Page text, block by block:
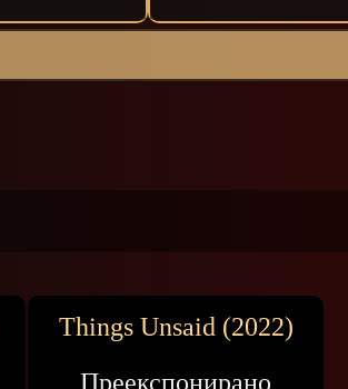
Things Unsaid (2022)
Преекспонирано